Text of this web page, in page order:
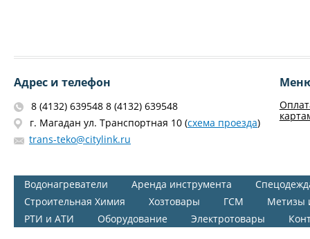
Адрес и телефон
8 (4132) 639548 8 (4132) 639548
г. Магадан ул. Транспортная 10 (схема проезда)
trans-teko@citylink.ru
Водонагреватели Аренда инструмента
Строительная Химия
Хозтовары ГСМ
Метизы
РТИ и АТИ
Оборудование Электротовары